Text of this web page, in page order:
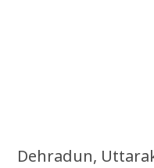
Dehradun,